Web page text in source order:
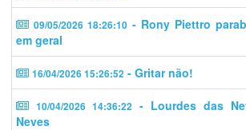
09/05/2026 18:26:10 - Rony Piettro
em geral
16/04/2026 15:26:52 - Gritar não!
10/04/2026 14:36:22 - Lourdes das
Neves